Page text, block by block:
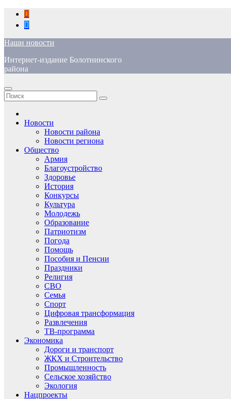
Перейти
содержимому
Наши новости
Интернет-издание Болотнинского
района
Новости
Новости района
Новости региона
Общество
Армия
Благоустройство
Здоровье
История
Конкурсы
Культура
Молодежь
Образование
Патриотизм
Погода
Помощь
Пособия и Пенсии
Праздники
Религия
СВО
Семья
Спорт
Цифровая трансформация
Развлечения
ТВ-программа
Экономика
Дороги и транспорт
ЖКХ и Строительство
Промышленность
Сельское хозяйство
Экология
Нацпроекты